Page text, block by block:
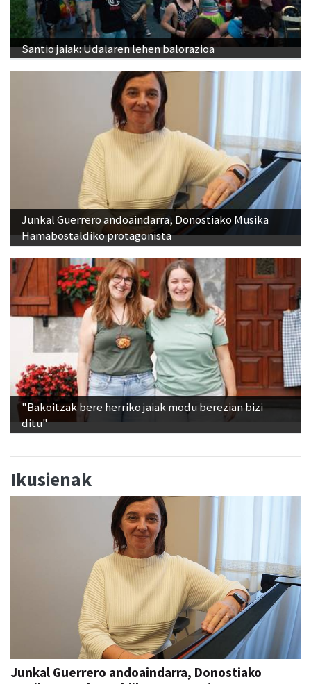
Santio jaiak: Udalaren lehen balorazioa
Junkal Guerrero andoaindarra, Donostiako Musika
Hamabostaldiko protagonista
"Bakoitzak bere herriko jaiak modu berezian bizi
ditu"
Ikusienak
Junkal Guerrero andoaindarra, Donostiako